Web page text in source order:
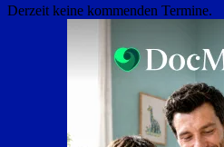
Derzeit keine kommenden Termine.